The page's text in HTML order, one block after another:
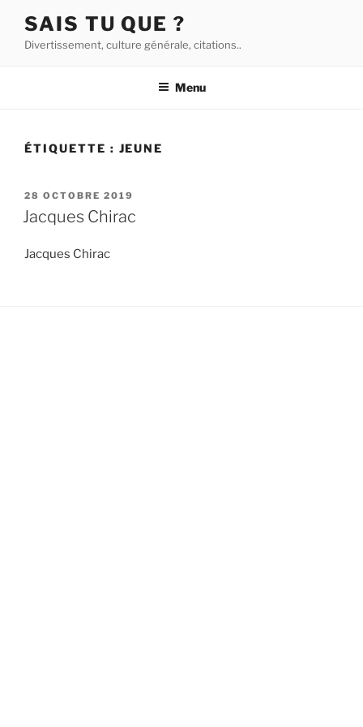
contenu
SAIS TU QUE ?
Divertissement, culture générale, citations..
Menu
ÉTIQUETTE : JEUNE
PUBLIÉ
LE
28 OCTOBRE 2019
Jacques Chirac
Jacques Chirac